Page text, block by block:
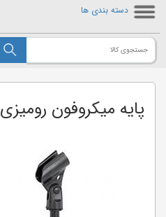
دسته بندی ها
پایه میکروفون رومیزی